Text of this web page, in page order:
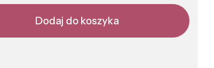
Dodaj do koszyka